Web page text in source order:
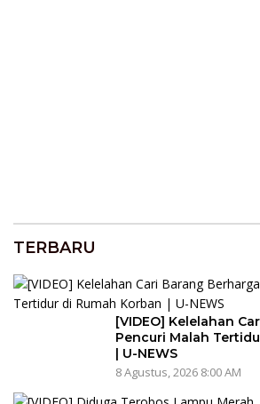
TERBARU
[VIDEO] Kelelahan
Pencuri Malah
| U-NEWS
8 Agustus, 2026 8:00 AM